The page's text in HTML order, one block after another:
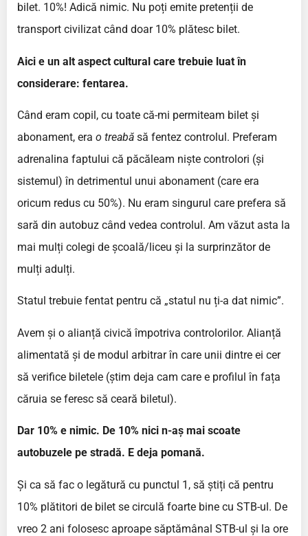
bilet. 10%! Adică nimic. Nu poți emite pretenții de
transport civilizat când doar 10% plătesc bilet.
Aici e un alt aspect cultural care trebuie luat în
considerare: fentarea.
Când eram copil, cu toate că-mi permiteam bilet și
abonament, era o treabă să fentez controlul. Preferam
adrenalina faptului că păcăleam niște controlori (și
sistemul) în detrimentul unui abonament (care era
oricum redus cu 50%). Nu eram singurul care prefera să
sară din autobuz când vedea controlul. Am văzut asta la
mai mulți colegi de școală/liceu și la surprinzător de
mulți adulți.
Statul trebuie fentat pentru că „statul nu ți-a dat nimic”.
Avem și o alianță civică împotriva controlorilor. Alianță
alimentată și de modul arbitrar în care unii dintre ei cer
să verifice biletele (știm deja cam care e profilul în fața
căruia se feresc să ceară biletul).
Dar 10% e nimic. De 10% nici n-aș mai scoate
autobuzele pe stradă. E deja pomană.
Și ca să fac o legătură cu punctul 1, să știți că pentru
10% plătitori de bilet se circulă foarte bine cu STB-ul. De
vreo 2 ani folosesc aproape săptămânal STB-ul și la ore